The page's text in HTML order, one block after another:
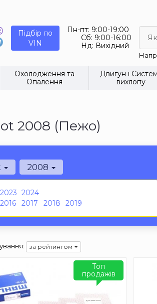
Підбір по
VIN
Пн-пт: 9:00-19:00
Сб: 9:00-16:00
Нд: Вихідний
Охолодження та
Опалення
Двигун і
вихлопу
2008 (Пежо)
2023 2024
2016 2017 2018 2019
2008
за рейтингом
Топ
продажів